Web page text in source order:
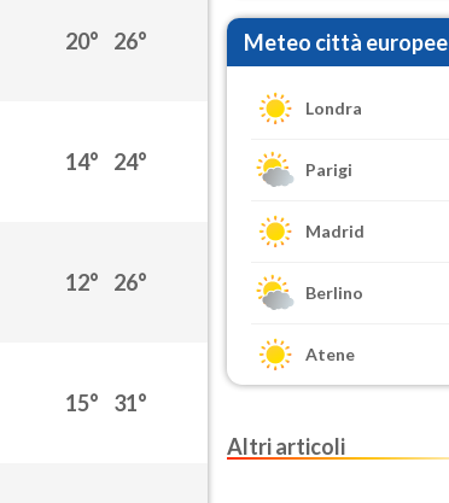
20° 26°
14° 24°
12° 26°
15° 31°
Meteo città europee
Londra
Parigi
Madrid
Berlino
Atene
Altri articoli